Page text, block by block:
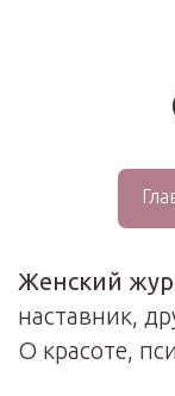
Женский
наставник,
О красоте,